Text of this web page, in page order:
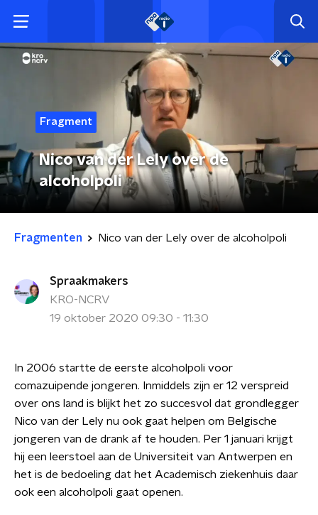
Fragment
Nico van der Lely over de
alcoholpoli
Fragmenten Nico van der Lely over de alcoholpoli
Spraakmakers
KRO-NCRV
19 oktober 2020 09:30 - 11:30
In 2006 startte de eerste alcoholpoli voor
comazuipende jongeren. Inmiddels zijn er 12 verspreid
over ons land is blijkt het zo succesvol dat grondlegger
Nico van der Lely nu ook gaat helpen om Belgische
jongeren van de drank af te houden. Per 1 januari krijgt
hij een leerstoel aan de Universiteit van Antwerpen en
het is de bedoeling dat het Academisch ziekenhuis daar
ook een alcoholpoli gaat openen.